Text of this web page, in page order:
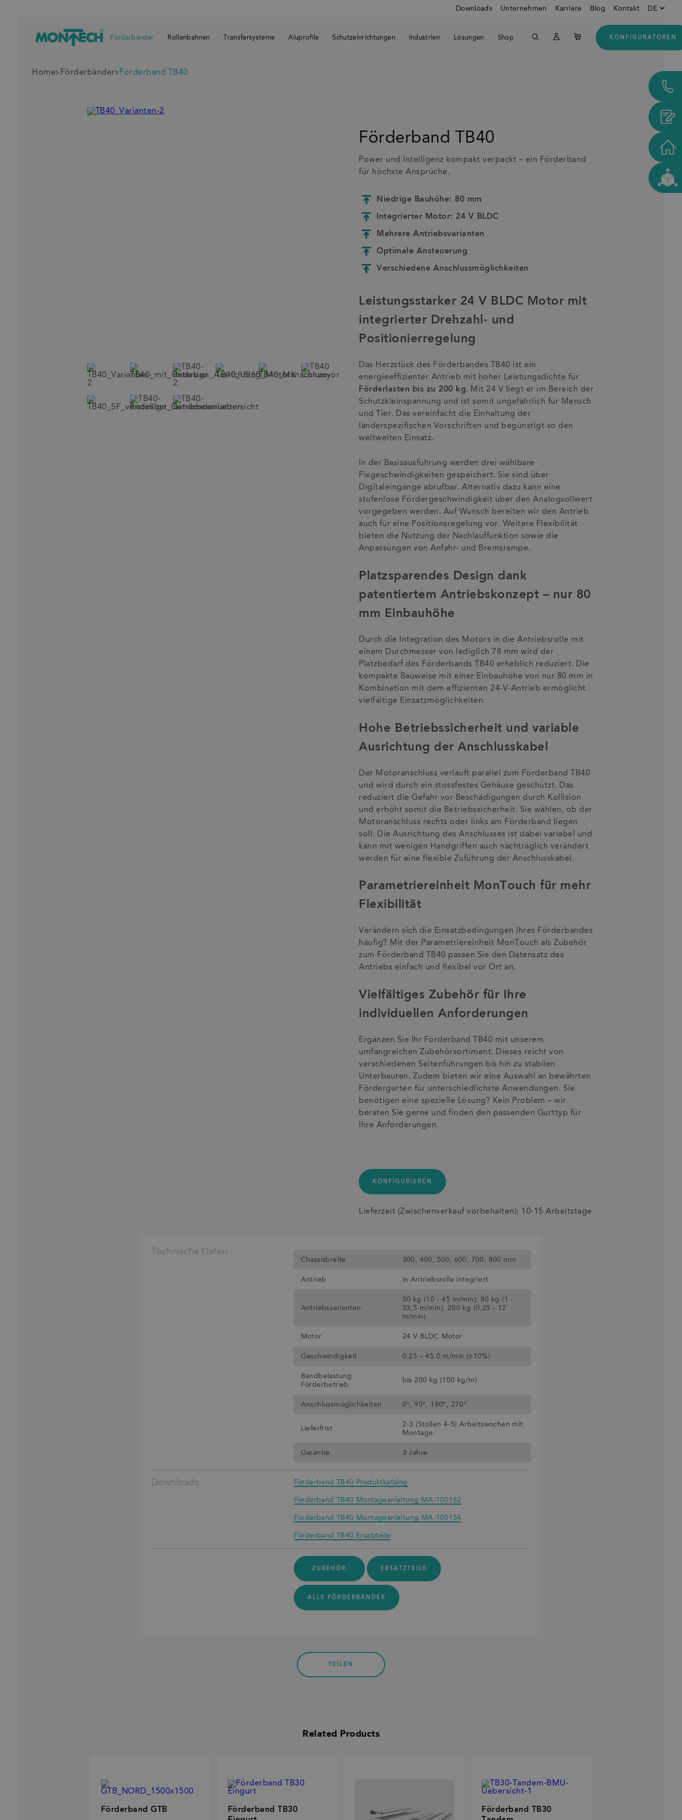
Downloads Unternehmen Karriere Blog Kontakt DE
Förderbänder Rollenbahnen Transfersysteme Aluprofile Schutzeinrichtungen Industrien Lösungen Shop KONFIGURATOREN
Downloads
Home Förderbänder Förderband TB40
Förderband TB40
Power und Intelligenz kompakt verpackt – ein Förderband
für höchste Ansprüche.
Niedrige Bauhöhe: 80 mm
Integrierter Motor: 24 V BLDC
Mehrere Antriebsvarianten
Optimale Ansteuerung
Verschiedene Anschlussmöglichkeiten
Leistungsstarker 24 V BLDC Motor mit
integrierter Drehzahl- und
Positionierregelung
Das Herzstück des Förderbandes TB40 ist ein
energieeffizienter Antrieb mit hoher Leistungsdichte für
Förderlasten bis zu 200 kg. Mit 24 V liegt er im Bereich der
Schutzkleinspannung und ist somit ungefährlich für Mensch
und Tier. Das vereinfacht die Einhaltung der
länderspezifischen Vorschriften und begünstigt so den
weltweiten Einsatz.
In der Basisausführung werden drei wählbare
Fixgeschwindigkeiten gespeichert. Sie sind über
Digitaleingänge abrufbar. Alternativ dazu kann eine
stufenlose Fördergeschwindigkeit über den Analogsollwert
vorgegeben werden. Auf Wunsch bereiten wir den Antrieb
auch für eine Positionsregelung vor. Weitere Flexibilität
bieten die Nutzung der Nachlauffunktion sowie die
Anpassungen von Anfahr- und Bremsrampe.
Platzsparendes Design dank
patentiertem Antriebskonzept – nur 80
mm Einbauhöhe
Durch die Integration des Motors in die Antriebsrolle mit
einem Durchmesser von lediglich 78 mm wird der
Platzbedarf des Förderbands TB40 erheblich reduziert. Die
kompakte Bauweise mit einer Einbauhöhe von nur 80 mm in
Kombination mit dem effizienten 24-V-Antrieb ermöglicht
vielfältige Einsatzmöglichkeiten.
Hohe Betriebssicherheit und variable
Ausrichtung der Anschlusskabel
Der Motoranschluss verläuft parallel zum Förderband TB40
und wird durch ein stossfestes Gehäuse geschützt. Das
reduziert die Gefahr vor Beschädigungen durch Kollision
und erhöht somit die Betriebssicherheit. Sie wählen, ob der
Motoranschluss rechts oder links am Förderband liegen
soll. Die Ausrichtung des Anschlusses ist dabei variabel und
kann mit wenigen Handgriffen auch nachträglich verändert
werden für eine flexible Zuführung der Anschlusskabel.
Parametriereinheit MonTouch für mehr
Flexibilität
Verändern sich die Einsatzbedingungen Ihres Förderbandes
häufig? Mit der Parametriereinheit MonTouch als Zubehör
zum Förderband TB40 passen Sie den Datensatz des
Antriebs einfach und flexibel vor Ort an.
Vielfältiges Zubehör für Ihre
individuellen Anforderungen
Ergänzen Sie Ihr Förderband TB40 mit unserem
umfangreichen Zubehörsortiment. Dieses reicht von
verschiedenen Seitenführungen bis hin zu stabilen
Unterbauten. Zudem bieten wir eine Auswahl an bewährten
Fördergurten für unterschiedlichste Anwendungen. Sie
benötigen eine spezielle Lösung? Kein Problem – wir
beraten Sie gerne und finden den passenden Gurttyp für
Ihre Anforderungen.
KONFIGURIEREN
Lieferzeit (Zwischenverkauf vorbehalten): 10-15 Arbeitstage
Technische Daten
Chassisbreite 300, 400, 500, 600, 700, 800 mm
Antrieb in Antriebsrolle integriert
Antriebsvarianten
50 kg (10 - 45 m/min); 80 kg (1 -
33,5 m/min); 200 kg (0,25 - 12
m/min)
Motor 24 V BLDC Motor
Geschwindigkeit 0.25 – 45.0 m/min (±10%)
Bandbelastung
Förderbetrieb
bis 200 kg (100 kg/m)
Anschlussmöglichkeiten 0°, 90°, 180°, 270°
Lieferfrist
2-3 (Stollen 4-5) Arbeitswochen mit
Montage
Garantie 3 Jahre
Downloads Förderband TB40 Produktkatalog
Förderband TB40 Montageanleitung MA-100182
Förderband TB40 Montageanleitung MA-100154
Förderband TB40 Ersatzteile
ZUBEHÖR ERSATZTEILE
ALLE FÖRDERBÄNDER
TEILEN
Related Products
Förderband GTB
Förderband TB30
Förderband TB30